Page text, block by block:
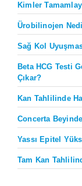
Kimler
Ürobilinojen
Sağ Kol
Beta HCG Testi
Çıkar?
Kan Tahlilinde
Concerta
Yassı Epitel
Tam Kan